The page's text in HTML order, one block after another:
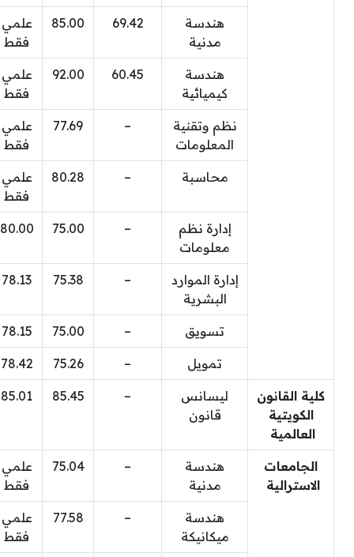
هندسة
مدنية
69.42
85.00
علمي
فقط
هندسة
كيميائية
60.45
92.00
علمي
فقط
نظم وتقنية
المعلومات
–
77.69
علمي
فقط
محاسبة –
80.28
علمي
فقط
إدارة نظم
معلومات
–
75.00
80.00
إدارة الموارد
البشرية
–
75.38
78.13
تسويق –
75.00
78.15
تمويل –
75.26
78.42
كلية القانون
الكويتية
العالمية
ليسانس
قانون
–
85.45
85.01
الجامعات
الاسترالية
هندسة
مدنية
–
75.04
علمي
فقط
هندسة
ميكانيكة
–
77.58
علمي
فقط